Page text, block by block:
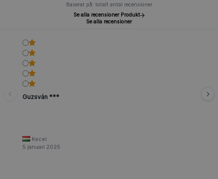
Baserat på: totalt antal recensioner
Se alla recensioner Produkt
Se alla recensioner
Guzsván ***
Kecel
5 januari 2025